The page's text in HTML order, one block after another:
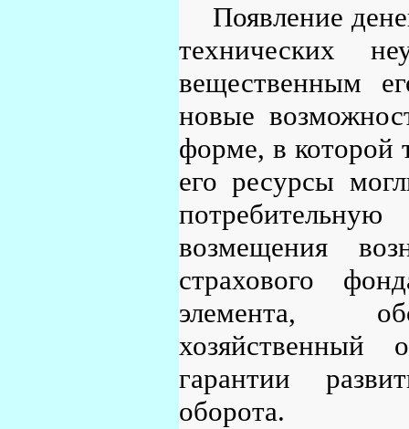
Появление
технических
вещественным
новые
форме, в которой
его ресурсы
возмещения
страхового
элемента,
хозяйственный
гарантии
оборота.